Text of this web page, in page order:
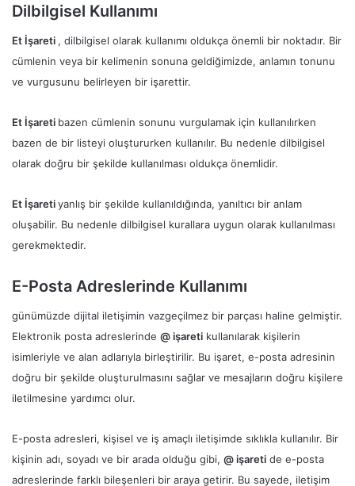
Dilbilgisel Kullanımı
Et İşareti , dilbilgisel olarak kullanımı oldukça önemli bir noktadır. Bir
cümlenin veya bir kelimenin sonuna geldiğimizde, anlamın tonunu
ve vurgusunu belirleyen bir işarettir.
Et İşareti bazen cümlenin sonunu vurgulamak için kullanılırken
bazen de bir listeyi oluştururken kullanılır. Bu nedenle dilbilgisel
olarak doğru bir şekilde kullanılması oldukça önemlidir.
Et İşaretiyanlış bir şekilde kullanıldığında, yanıltıcı bir anlam
oluşabilir. Bu nedenle dilbilgisel kurallara uygun olarak kullanılması
gerekmektedir.
E-Posta Adreslerinde Kullanımı
günümüzde dijital iletişimin vazgeçilmez bir parçası haline gelmiştir.
Elektronik posta adreslerinde @ işareti kullanılarak kişilerin
isimleriyle ve alan adlarıyla birleştirilir. Bu işaret, e-posta adresinin
doğru bir şekilde oluşturulmasını sağlar ve mesajların doğru kişilere
iletilmesine yardımcı olur.
E-posta adresleri, kişisel ve iş amaçlı iletişimde sıklıkla kullanılır. Bir
kişinin adı, soyadı ve bir arada olduğu gibi, @ işareti de e-posta
adreslerinde farklı bileşenleri bir araya getirir. Bu sayede, iletişim